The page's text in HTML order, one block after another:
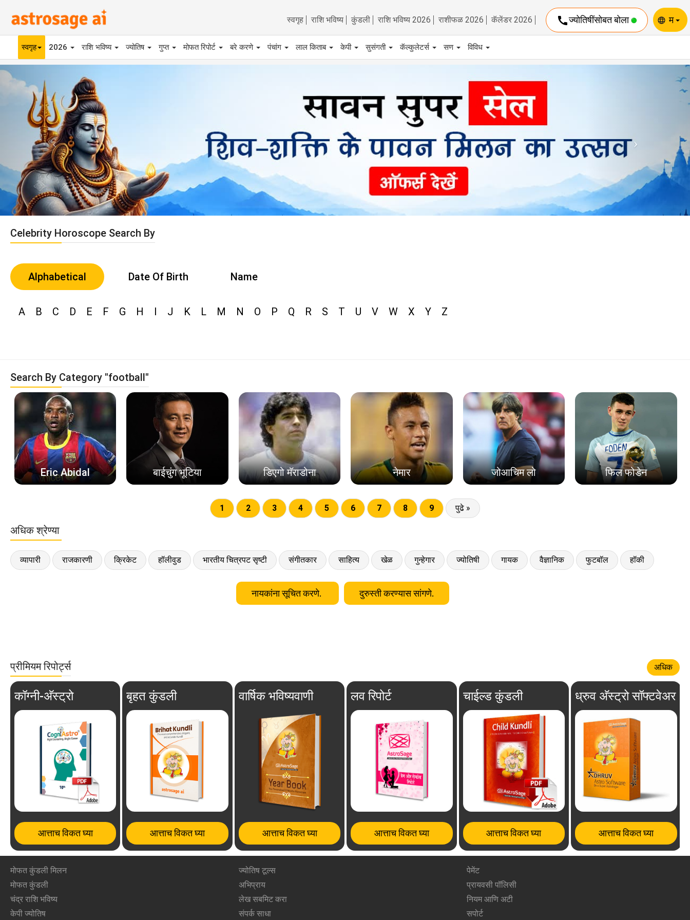
स्वगृह राशि भविष्य कुंडली राशि भविष्य 2026 राशीफळ 2026 कॅलेंडर 2026 callज्योतिषींसोबत बोला language म
स्वगृह 2026 राशि भविष्य ज्योतिष गुप्त मोफत रिपोर्ट बरे करणे पंचांग लाल किताब केपी सुसंगती कॅल्कुलेटर्स सण विविध
Previous
Celebrity Horoscope Search By
Alphabetical Date Of Birth Name
A B C D E F G H I J K L M N O P Q R S T U V W X Y Z
Search By Category "football"
Eric Abidal बाईचुंग भूटिया डिएगो मॅराडोना नेमार जोआचिम लो फिल फोडेन
1 2 3 4 5 6 7 8 9 पुढे »
अधिक श्रेण्या
व्यापारी राजकारणी क्रिकेट हॉलीवुड भारतीय चित्रपट सृष्टी संगीतकार साहित्य खेळ गुन्हेगार ज्योतिषी गायक वैज्ञानिक फुटबॉल हॉकी
नायकांना सूचित करणे. दुरुस्ती करण्यास सांगणे.
प्रीमियम रिपोर्ट्स अधिक
कॉग्नी-अ‍ॅस्ट्रो
आत्ताच विकत घ्या
बृहत कुंडली
आत्ताच विकत घ्या
वार्षिक भविष्यवाणी
आत्ताच विकत घ्या
लव रिपोर्ट
आत्ताच विकत घ्या
चाईल्ड कुंडली
आत्ताच विकत घ्या
ध्रुव अ‍ॅस्ट्रो सॉफ्टवेअर
आत्ताच विकत घ्या
मोफत कुंडली मिलन
मोफत कुंडली
चंद्र राशि भविष्य
केपी ज्योतिष
ज्योतिष टूल्स
अभिप्राय
लेख सबमिट करा
संपर्क साधा
पेमेंट
प्रायवसी पॉलिसी
नियम आणि अटी
सपोर्ट